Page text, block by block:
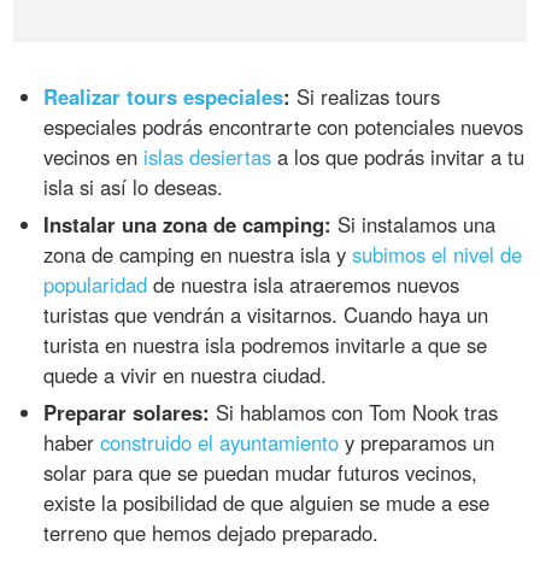
Realizar tours especiales: Si realizas tours
especiales podrás encontrarte con potenciales nuevos
vecinos en islas desiertas a los que podrás invitar a tu
isla si así lo deseas.
Instalar una zona de camping: Si instalamos una
zona de camping en nuestra isla ysubimos el nivel de
popularidad de nuestra isla atraeremos nuevos
turistas que vendrán a visitarnos. Cuando haya un
turista en nuestra isla podremos invitarle a que se
quede a vivir en nuestra ciudad.
Preparar solares: Si hablamos con Tom Nook tras
haberconstruido el ayuntamiento y preparamos un
solar para que se puedan mudar futuros vecinos,
existe la posibilidad de que alguien se mude a ese
terreno que hemos dejado preparado.